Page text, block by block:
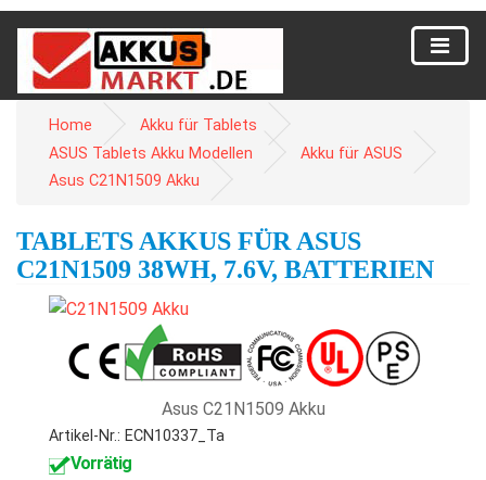
Home
Akku für Tablets
ASUS Tablets Akku Modellen
Akku für ASUS
Asus C21N1509 Akku
TABLETS AKKUS FÜR ASUS
C21N1509 38WH, 7.6V, BATTERIEN
Asus C21N1509 Akku
Artikel-Nr.: ECN10337_Ta
Vorrätig